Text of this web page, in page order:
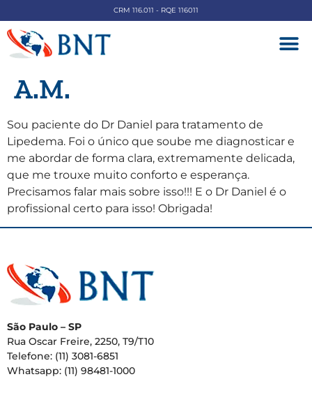
CRM 116.011 - RQE 116011
A.M.
Sou paciente do Dr Daniel para tratamento de
Lipedema. Foi o único que soube me diagnosticar e
me abordar de forma clara, extremamente delicada,
que me trouxe muito conforto e esperança.
Precisamos falar mais sobre isso!!! E o Dr Daniel é o
profissional certo para isso! Obrigada!
São Paulo – SP
Rua Oscar Freire, 2250, T9/T10
Telefone: (11) 3081-6851
Whatsapp: (11) 98481-1000